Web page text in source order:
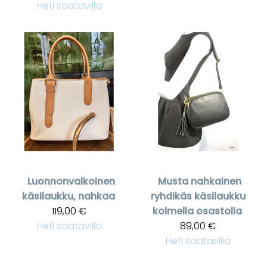
Heti saatavilla
Luonnonvalkoinen
käsilaukku, nahkaa
119,00 €
Heti saatavilla
Musta nahkainen
ryhdikäs käsilaukku
kolmella osastolla
89,00 €
Heti saatavilla